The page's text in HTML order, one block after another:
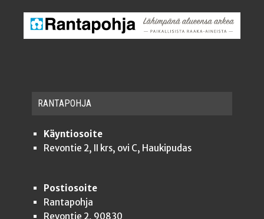
RAN­TA­POH­JA
Käyntiosoite
Revontie 2, II krs, ovi C, Haukipudas
Postiosoite
Rantapohja
Revontie 2, 90830